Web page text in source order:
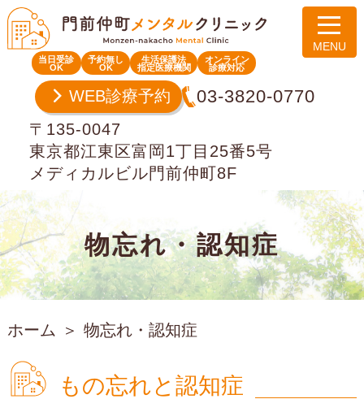
当日受診
OK
予約無し
OK
生活保護法
指定医療機関
オンライン
診療対応
WEB診療予約 03-3820-0770
〒135-0047
東京都江東区富岡1丁目25番5号
メディカルビル門前仲町8F
物忘れ・認知症
ホーム 物忘れ・認知症
もの忘れと認知症